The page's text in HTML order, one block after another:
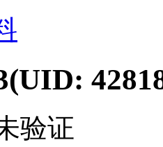
(UID:
验证